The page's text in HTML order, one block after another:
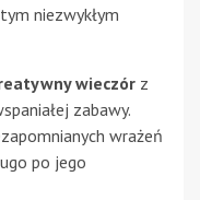
niezwykłym
wieczór z
zabawy.
wrażeń
po jego